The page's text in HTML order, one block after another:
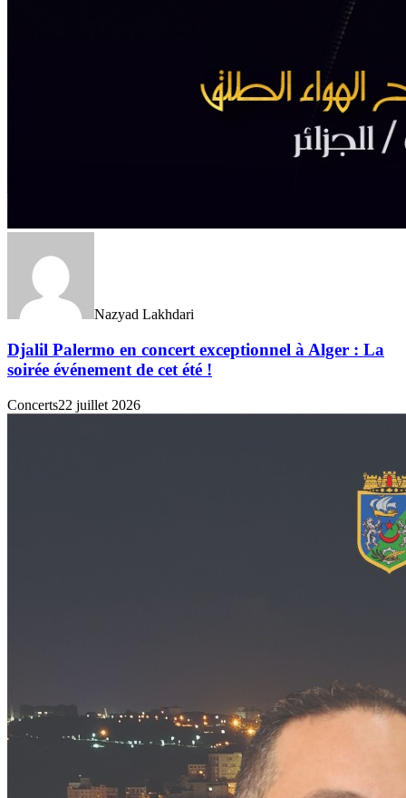
Nazyad Lakhdari
Djalil Palermo en concert exceptionnel à Alger : La
soirée événement de cet été !
Concerts22 juillet 2026